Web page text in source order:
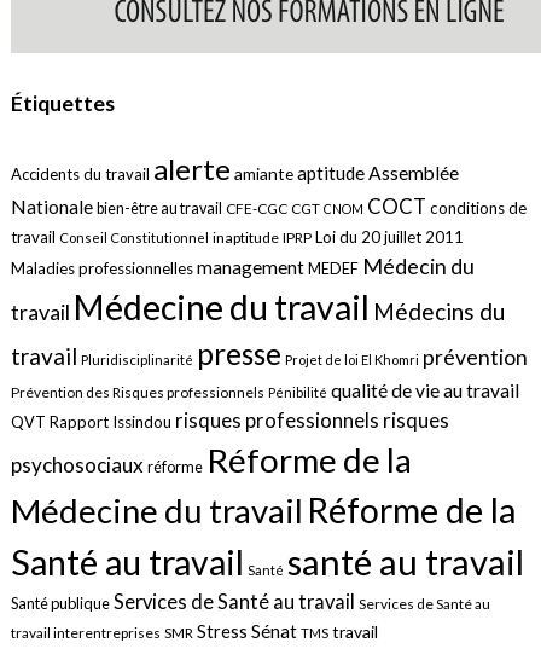
Étiquettes
Accidents du travail alerte amianteaptitudeAssemblée
Nationale bien-être au travail CFE-CGC CGT CNOM COCT conditions de
travail Conseil Constitutionnel inaptitude IPRP Loi du 20 juillet 2011
Maladies professionnellesmanagement MEDEF Médecin du
travail Médecine du travail Médecins du
travail Pluridisciplinarité presse Projet de loi El Khomri prévention
Prévention des Risques professionnels Pénibilité qualité de vie au travail
QVT Rapport Issindou risques professionnels risques
psychosociauxréforme Réforme de la
Médecine du travail Réforme de la
Santé au travail Santé santé au travail
Santé publiqueServices de Santé au travail Services de Santé au
travail interentreprises SMR Stress Sénat TMS travail